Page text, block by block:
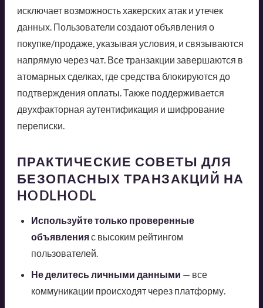
исключает возможность хакерских атак и утечек
данных. Пользователи создают объявления о
покупке/продаже, указывая условия, и связываются
напрямую через чат. Все транзакции завершаются в
атомарных сделках, где средства блокируются до
подтверждения оплаты. Также поддерживается
двухфакторная аутентификация и шифрование
переписки.
ПРАКТИЧЕСКИЕ СОВЕТЫ ДЛЯ
БЕЗОПАСНЫХ ТРАНЗАКЦИЙ НА
HODLHODL
Используйте только проверенные
объявленияс высоким рейтингом
пользователей.
Не делитесь личными данными — все
коммуникации происходят через платформу.